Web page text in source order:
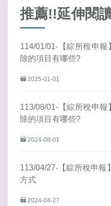
推薦!!延伸閱
114/01/01-【綜所稅申
除的項目有哪些?
2025-01-01
113/08/01-【綜所稅申
除的項目有哪些?
2024-08-01
113/04/27-【綜所稅申報
方式
2024-04-27